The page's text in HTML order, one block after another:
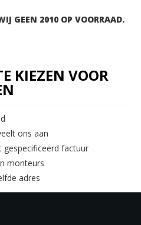
GEEN 2010 OP VOORRAAD.
KIEZEN VOOR
ons aan
factuur
monteurs
adres